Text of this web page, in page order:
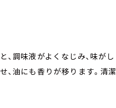
、調味液がよくなじみ、味が
、油にも香りが移ります。清